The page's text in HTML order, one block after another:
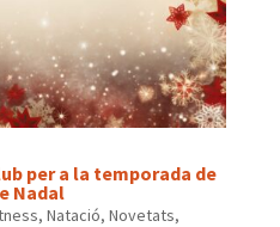
per a la temporada de
Nadal
, Natació, Novetats,